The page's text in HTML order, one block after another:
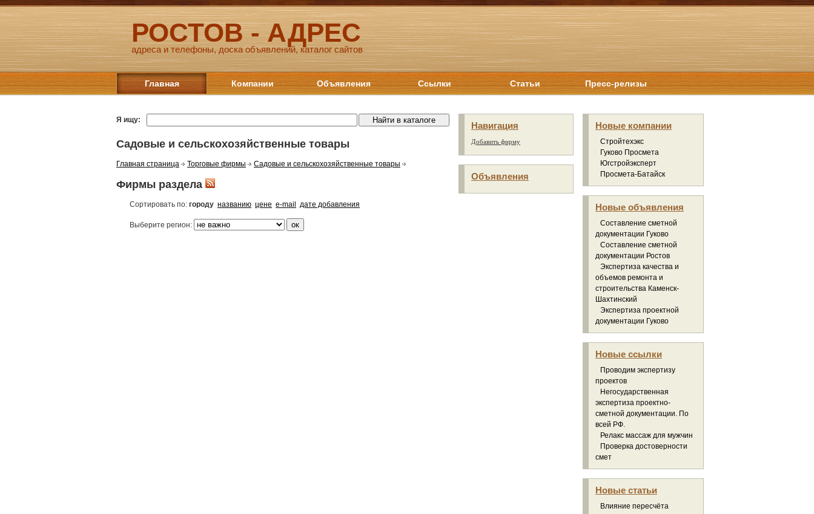
РОСТОВ - АДРЕС
адреса и телефоны, доска объявлений, каталог сайтов
Главная Компании Объявления Ссылки Статьи Пресс-релизы
Я ищу:
Садовые и сельскохозяйственные товары
Главная страница Торговые фирмы Садовые и сельскохозяйственные товары
Фирмы раздела
Сортировать по: городу названию цене e-mail дате добавления
Выберите регион:
Навигация
Добавить фирму
Объявления
Новые компании
Стройтехэкс
Гуково Просмета
Югстройэксперт
Просмета-Батайск
Новые объявления
Составление сметной
документации Гуково
Составление сметной
документации Ростов
Экспертиза качества и
объемов ремонта и
строительства Каменск-
Шахтинский
Экспертиза проектной
документации Гуково
Новые ссылки
Проводим экспертизу
проектов
Негосударственная
экспертиза проектно-
сметной документации. По
всей РФ.
Релакс массаж для мужчин
Проверка достоверности
смет
Новые статьи
Влияние пересчёта